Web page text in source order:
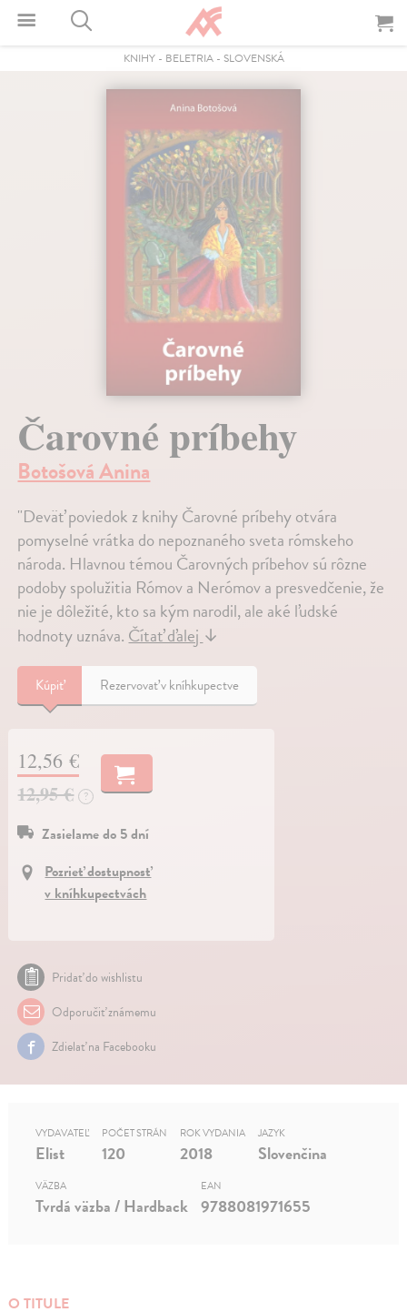
KNIHY- BELETRIA- SLOVENSKÁ
Čarovné príbehy
Botošová Anina
"Deväť poviedok z knihy Čarovné príbehy otvára
pomyselné vrátka do nepoznaného sveta rómskeho
národa. Hlavnou témou Čarovných príbehov sú rôzne
podoby spolužitia Rómov a Nerómov a presvedčenie, že
nie je dôležité, kto sa kým narodil, ale aké ľudské
hodnoty uznáva. Čítať ďalej ↓
Kúpiť Rezervovať v kníhkupectve
12,56 €
12,95 €
?
Zasielame do 5 dní
Pozrieť dostupnosť
v kníhkupectvách
Pridať do wishlistu
Odporučiť známemu
Zdielať na Facebooku
O TITULE
VYDAVATEĽ
Elist
POČET STRÁN
120
ROK VYDANIA
2018
JAZYK
Slovenčina
VÄZBA
Tvrdá väzba / Hardback
EAN
9788081971655